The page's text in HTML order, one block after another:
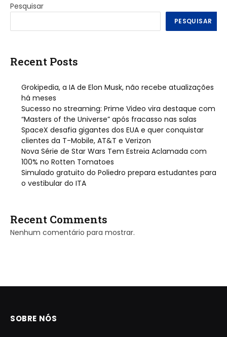
Pesquisar
PESQUISAR
Recent Posts
Grokipedia, a IA de Elon Musk, não recebe atualizações
há meses
Sucesso no streaming: Prime Video vira destaque com
“Masters of the Universe” após fracasso nas salas
SpaceX desafia gigantes dos EUA e quer conquistar
clientes da T-Mobile, AT&T e Verizon
Nova Série de Star Wars Tem Estreia Aclamada com
100% no Rotten Tomatoes
Simulado gratuito do Poliedro prepara estudantes para
o vestibular do ITA
Recent Comments
Nenhum comentário para mostrar.
SOBRE NÓS